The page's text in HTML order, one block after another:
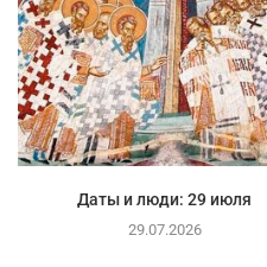
Даты и люди: 29 июля
29.07.2026